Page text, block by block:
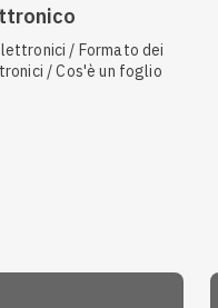
/ Formato dei
/ Cos'è un foglio